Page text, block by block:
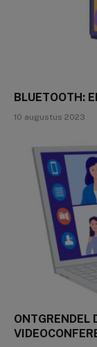
BLUETOOTH:
10 augustus 2023
ONTGRENDEL